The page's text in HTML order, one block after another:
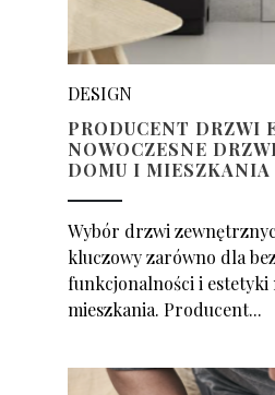
DESIGN
PRODUCENT DRZWI
NOWOCZESNE
DOMU I MIESZKANIA
Wybór drzwi
kluczowy zarówno dla
funkcjonalności i estetyki
mieszkania. Producent...